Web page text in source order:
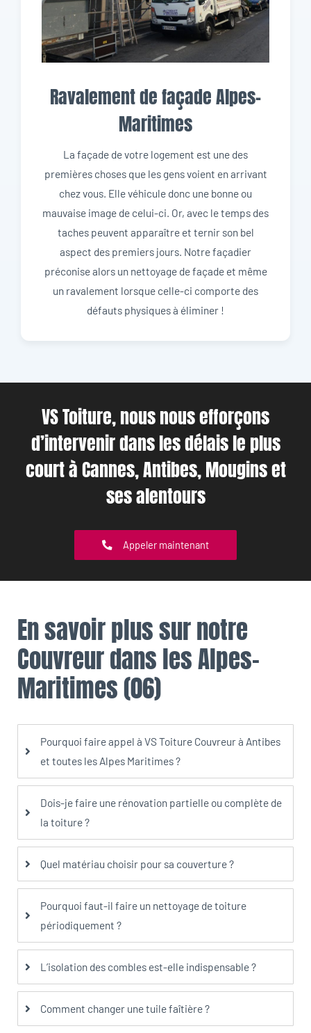
Ravalement de façade Alpes-
Maritimes
La façade de votre logement est une des
premières choses que les gens voient en arrivant
chez vous. Elle véhicule donc une bonne ou
mauvaise image de celui-ci. Or, avec le temps des
taches peuvent apparaître et ternir son bel
aspect des premiers jours. Notre façadier
préconise alors un nettoyage de façade et même
un ravalement lorsque celle-ci comporte des
défauts physiques à éliminer !
VS Toiture, nous nous efforçons
d’intervenir dans les délais le plus
court à Cannes, Antibes, Mougins et
ses alentours
Appeler maintenant
En savoir plus sur notre
Couvreur dans les Alpes-
Maritimes (06)
Pourquoi faire appel à VS Toiture Couvreur à Antibes
et toutes les Alpes Maritimes ?
Dois-je faire une rénovation partielle ou complète de
la toiture ?
Quel matériau choisir pour sa couverture ?
Pourquoi faut-il faire un nettoyage de toiture
périodiquement ?
L’isolation des combles est-elle indispensable ?
Comment changer une tuile faîtière ?